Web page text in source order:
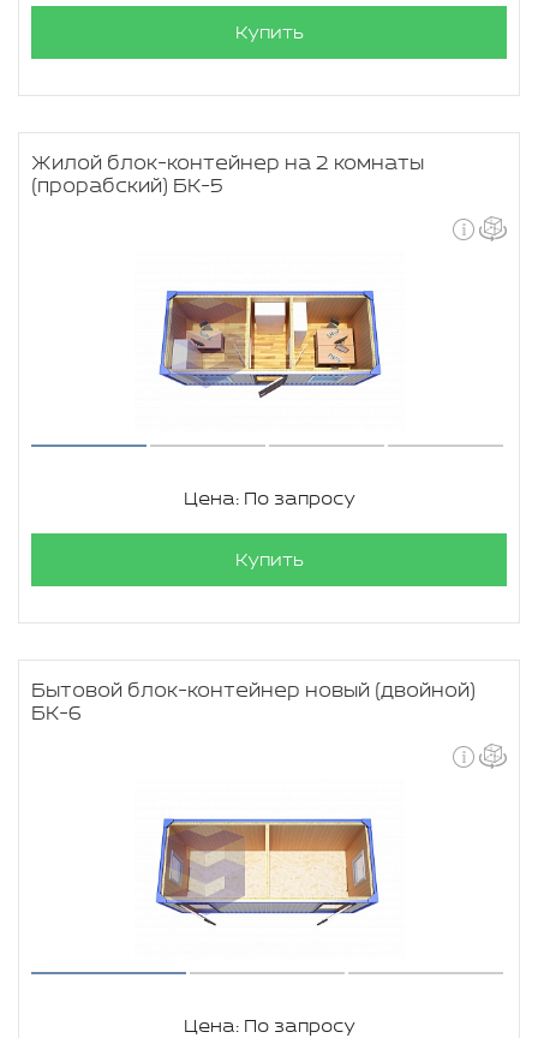
Купить
Жилой блок-контейнер на 2 комнаты
(прорабский) БК-5
Цена: По запросу
Купить
Бытовой блок-контейнер новый (двойной)
БК-6
Цена: По запросу